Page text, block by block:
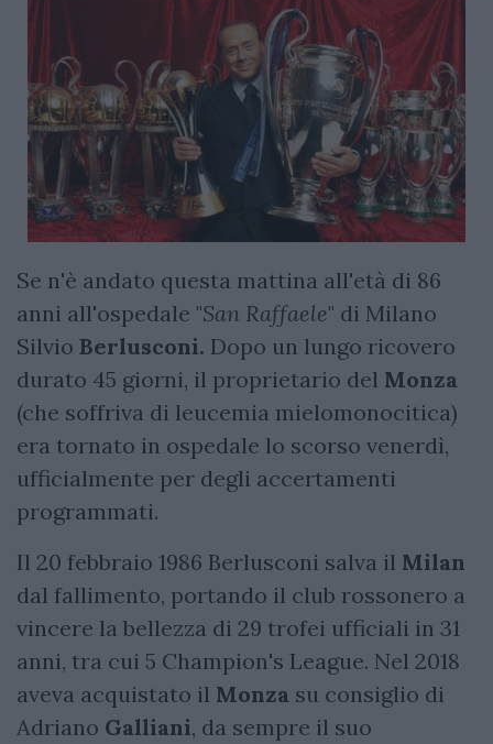
Se n'è andato questa mattina all'età di 86
anni all'ospedale "San Raffaele" di Milano
Silvio Berlusconi. Dopo un lungo ricovero
durato 45 giorni, il proprietario del Monza
(che soffriva di leucemia mielomonocitica)
era tornato in ospedale lo scorso venerdì,
ufficialmente per degli accertamenti
programmati.
Il 20 febbraio 1986 Berlusconi salva il Milan
dal fallimento, portando il club rossonero a
vincere la bellezza di 29 trofei ufficiali in 31
anni, tra cui 5 Champion's League. Nel 2018
aveva acquistato il Monza su consiglio di
Adriano Galliani, da sempre il suo